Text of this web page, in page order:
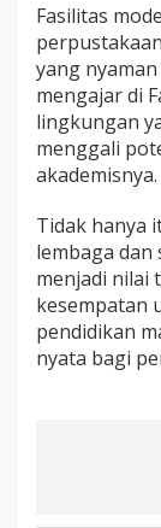
Fasilitas
yang
mengajar di
lingkungan
menggali
akademisnya.
Tidak hanya
lembaga dan
menjadi nilai
kesempatan
pendidikan
nyata bagi